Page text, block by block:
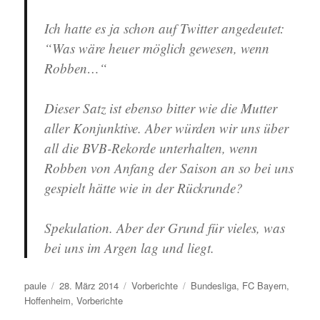
Ich hatte es ja schon auf Twitter angedeutet:
“Was wäre heuer möglich gewesen, wenn
Robben…“
Dieser Satz ist ebenso bitter wie die Mutter
aller Konjunktive. Aber würden wir uns über
all die BVB-Rekorde unterhalten, wenn
Robben von Anfang der Saison an so bei uns
gespielt hätte wie in der Rückrunde?
Spekulation. Aber der Grund für vieles, was
bei uns im Argen lag und liegt.
Autor
paule
Veröffentlicht
am
28. März 2014 Kategorien
Vorberichte Schlagwörter
Bundesliga, FC Bayern,
Hoffenheim,Vorberichte